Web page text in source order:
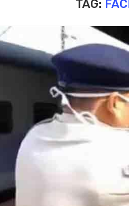
TAG: